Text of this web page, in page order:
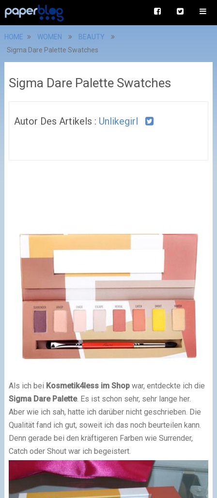
HOME WOMEN
BEAUTY
Sigma Dare Palette Swatches
Sigma Dare Palette Swatches
Autor Des Artikels : Unlikegirl
Als ich bei Kosmetik4less im Shopwar, entdeckte ich die
Sigma Dare Palette. Es ist schon sehr, sehr lange her.
Aber wie ich sah, hatte ich darüber nicht geschrieben. Die
Qualität fand ich gut, soweit ich das noch beurteilen kann.
Denn gerade bei den kräftigeren Farben wie Surrender,
Catch oder Shout war ich begeistert.